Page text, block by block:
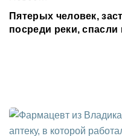
Пятерых человек,
посреди реки,